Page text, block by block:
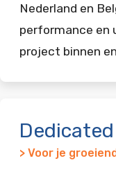
Nederland en
performance en
project binnen
> Voor je